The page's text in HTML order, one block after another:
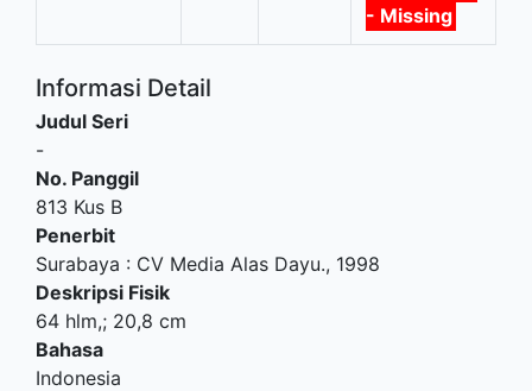
- Missing
Informasi Detail
Judul Seri
-
No. Panggil
813 Kus B
Penerbit
Surabaya : CV Media Alas Dayu., 1998
Deskripsi Fisik
64 hlm,; 20,8 cm
Bahasa
Indonesia